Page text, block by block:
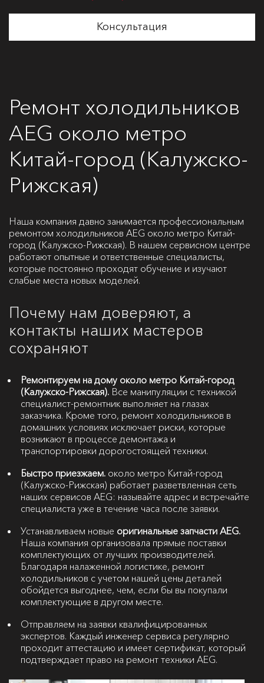
Консультация
Ремонт холодильников
AEG около метро
Китай-город (Калужско-
Рижская)
Наша компания давно занимается профессиональным
ремонтом холодильников AEG около метро Китай-
город (Калужско-Рижская). В нашем сервисном центре
работают опытные и ответственные специалисты,
которые постоянно проходят обучение и изучают
слабые места новых моделей.
Почему нам доверяют, а
контакты наших мастеров
сохраняют
Ремонтируем на дому около метро Китай-город
(Калужско-Рижская). Все манипуляции с техникой
специалист-ремонтник выполняет на глазах
заказчика. Кроме того, ремонт холодильников в
домашних условиях исключает риски, которые
возникают в процессе демонтажа и
транспортировки дорогостоящей техники.
Быстро приезжаем. около метро Китай-город
(Калужско-Рижская) работает разветвленная сеть
наших сервисов AEG: называйте адрес и встречайте
специалиста уже в течение часа после заявки.
Устанавливаем новые оригинальные запчасти AEG.
Наша компания организовала прямые поставки
комплектующих от лучших производителей.
Благодаря налаженной логистике, ремонт
холодильников с учетом нашей цены деталей
обойдется выгоднее, чем, если бы вы покупали
комплектующие в другом месте.
Отправляем на заявки квалифицированных
экспертов. Каждый инженер сервиса регулярно
проходит аттестацию и имеет сертификат, который
подтверждает право на ремонт техники AEG.